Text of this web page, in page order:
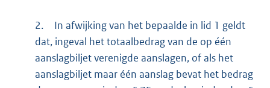
2.
In afwijking van het bepaalde in lid 1 geldt
dat, ingeval het totaalbedrag van de op één
aanslagbiljet verenigde aanslagen, of als het
aanslagbiljet maar één aanslag bevat het bedrag